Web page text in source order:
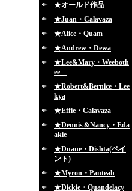
★オールド作品
★Juan・Calavaza
★Alice・Quam
★Andrew・Dewa
★Lee&Mary・Weeboth
ee
★Robert&Bernice・Lee
kya
★Effie・Calavaza
★Dennis＆Nancy・Eda
akie
★Duane・Dishta(ペイ
ント)
★Myron・Panteah
★Dickie・Quandelacy